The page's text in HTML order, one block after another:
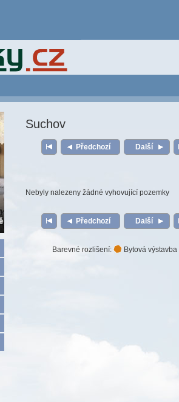
Suchov
Předchozí Další
Nebyly nalezeny žádné vyhovující pozemky
Předchozí Další
Barevné rozlišení: Bytová výstavba